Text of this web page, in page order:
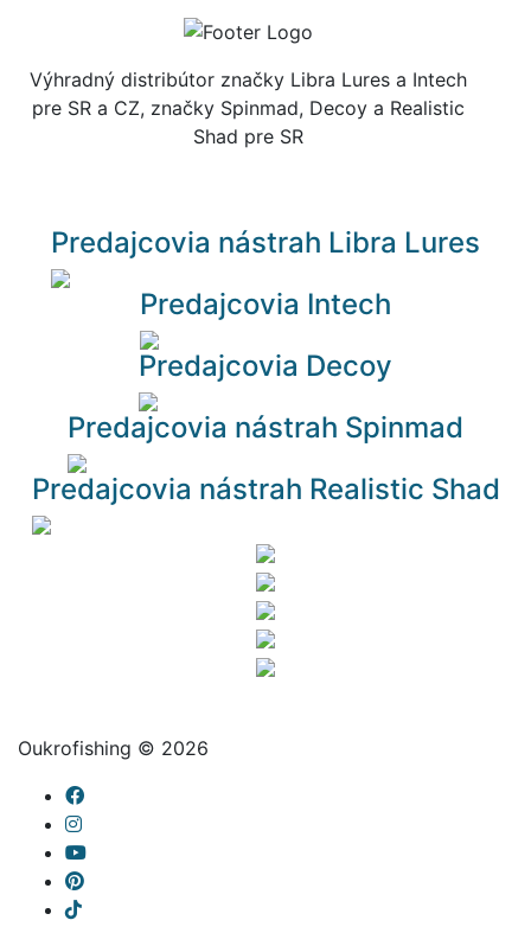
Výhradný distribútor značky Libra Lures a Intech
pre SR a CZ, značky Spinmad, Decoy a Realistic
Shad pre SR
Predajcovia nástrah Libra Lures
Predajcovia Intech
Predajcovia Decoy
Predajcovia nástrah Spinmad
Predajcovia nástrah Realistic Shad
Oukrofishing © 2026